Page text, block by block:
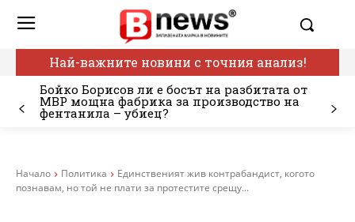
Най-важните новини с точния анализ!
Бойко Борисов ли е босът на разбитата от
МВР мощна фабрика за производство на
фентанила – убиец?
Начало Политика
Единственият жив контрабандист, когото
познавам, но той не плати за протестите срещу...